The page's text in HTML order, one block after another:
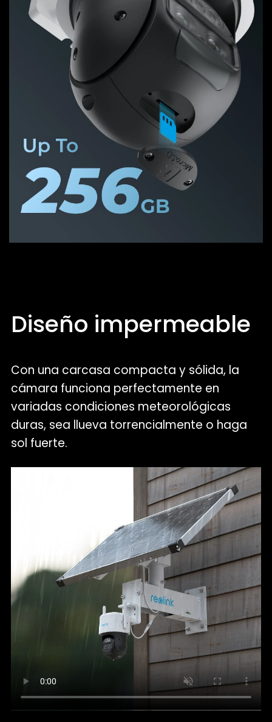
Diseño impermeable
Con una carcasa compacta y sólida, la
cámara funciona perfectamente en
variadas condiciones meteorológicas
duras, sea llueva torrencialmente o haga
sol fuerte.